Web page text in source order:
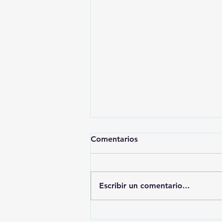
🚨🚔 CAPTURAN EN PUEBLA
Comentarios
Escribir un comentario...